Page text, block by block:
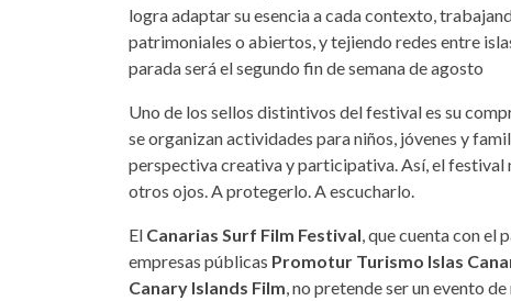
logra adaptar su esencia a cada contexto,
patrimoniales o abiertos, y tejiendo redes entre
parada será el segundo fin de semana de agosto
Uno de los sellos distintivos del festival es su
se organizan actividades para niños, jóvenes y
perspectiva creativa y participativa. Así, el festival
otros ojos. A protegerlo. A escucharlo.
El Canarias Surf Film Festival , que cuenta con el
empresas públicas Promotur Turismo Islas
Canary Islands Film , no pretende ser un evento